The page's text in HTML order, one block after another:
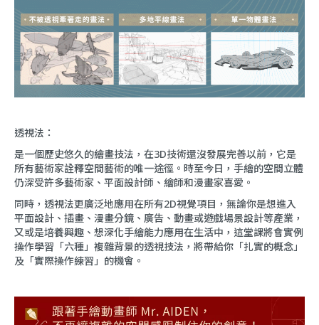
透視法：
是一個歷史悠久的繪畫技法，在3D技術還沒發展完善以前，它是
所有藝術家詮釋空間藝術的唯一途徑。時至今日，手繪的空間立體
仍深受許多藝術家、平面設計師、繪師和漫畫家喜愛。
同時，透視法更廣泛地應用在所有2D視覺項目，無論你是想進入
平面設計、插畫、漫畫分鏡、廣告、動畫或遊戲場景設計等產業，
又或是培養興趣、想深化手繪能力應用在生活中，這堂課將會實例
操作學習「六種」複雜背景的透視技法，將帶給你「扎實的概念」
及「實際操作練習」的機會。